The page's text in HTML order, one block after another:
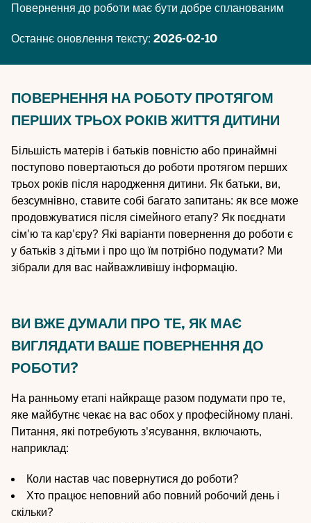
Повернення до роботи має бути добре спланованим
Останнє оновлення тексту: 2026-02-10
ПОВЕРНЕННЯ НА РОБОТУ ПРОТЯГОМ
ПЕРШИХ ТРЬОХ РОКІВ ЖИТТЯ ДИТИНИ
Більшість матерів і батьків повністю або принаймні
поступово повертаються до роботи протягом перших
трьох років після народження дитини. Як батьки, ви,
безсумнівно, ставите собі багато запитань: як все може
продовжуватися після сімейного етапу? Як поєднати
сім'ю та кар'єру? Які варіанти повернення до роботи є
у батьків з дітьми і про що їм потрібно подумати? Ми
зібрали для вас найважливішу інформацію.
ВИ ВЖЕ ДУМАЛИ ПРО ТЕ, ЯК МАЄ
ВИГЛЯДАТИ ВАШЕ ПОВЕРНЕННЯ ДО
РОБОТИ?
На ранньому етапі найкраще разом подумати про те,
яке майбутнє чекає на вас обох у професійному плані.
Питання, які потребують з'ясування, включають,
наприклад:
Коли настав час повернутися до роботи?
Хто працює неповний або повний робочий день і
скільки?